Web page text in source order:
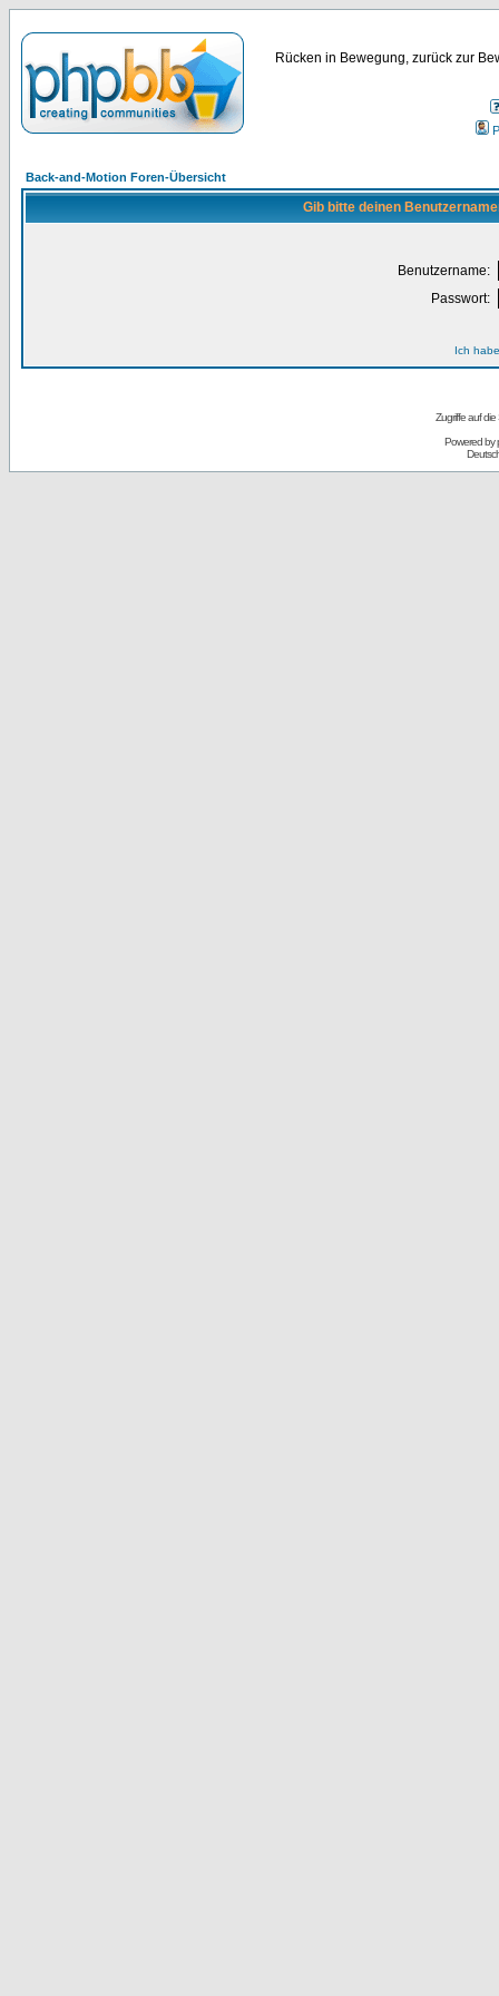
Rücken in Bewegung, zurück zur
Back-and-Motion Foren-Übersicht
Gib bitte deinen
Benutzername:
Passwort:
Ich
Zugriffe auf
Powered by